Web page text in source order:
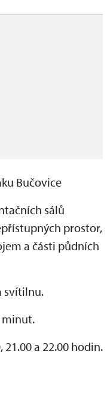
Bučovice
sálů
prostor,
a části půdních
svítilnu.
minut.
21.00 a 22.00 hodin.